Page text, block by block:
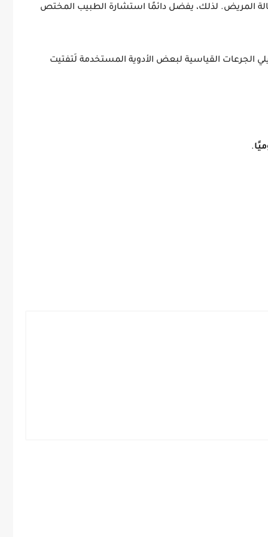
المريض. لذلك، يفضل دائمًا استشارة الطبيب المختص
الجرعات القياسية لبعض الأدوية المستخدمة لَتفتيت
.